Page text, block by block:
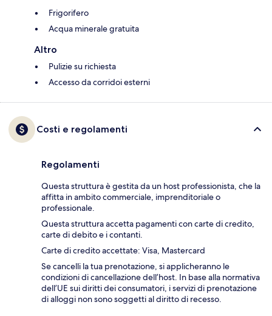
Frigorifero
Acqua minerale gratuita
Altro
Pulizie su richiesta
Accesso da corridoi esterni
Costi e regolamenti
Regolamenti
Questa struttura è gestita da un host professionista, che la
affitta in ambito commerciale, imprenditoriale o
professionale.
Questa struttura accetta pagamenti con carte di credito,
carte di debito e i contanti.
Carte di credito accettate: Visa, Mastercard
Se cancelli la tua prenotazione, si applicheranno le
condizioni di cancellazione dell’host. In base alla normativa
dell’UE sui diritti dei consumatori, i servizi di prenotazione
di alloggi non sono soggetti al diritto di recesso.